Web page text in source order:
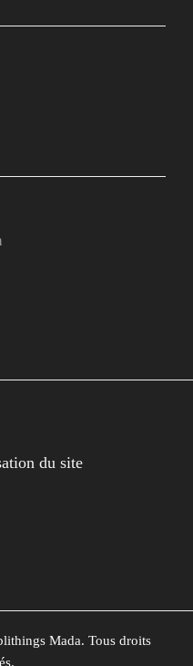
du site
Mada. Tous droits